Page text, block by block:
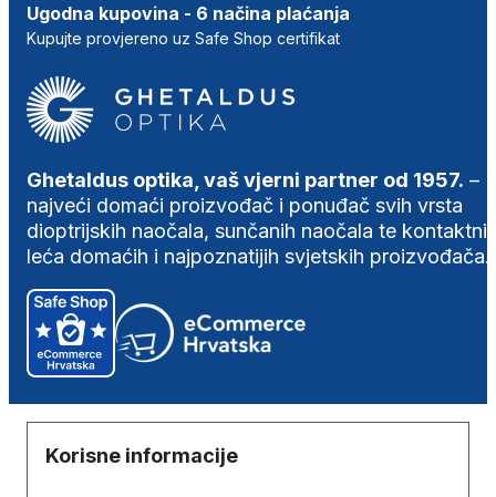
Ugodna kupovina - 6 načina plaćanja
Kupujte provjereno uz Safe Shop certifikat
Ghetaldus optika, vaš vjerni partner od 1957. –
najveći domaći proizvođač i ponuđač svih vrsta
dioptrijskih naočala, sunčanih naočala te
leća domaćih i najpoznatijih svjetskih proizvođača.
Korisne informacije